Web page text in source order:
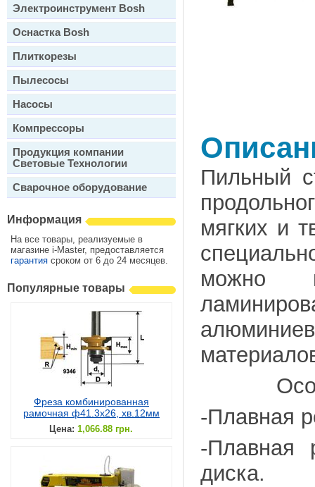
Электроинструмент Bosh
Оснастка Bosh
Плиткорезы
Пылесосы
Насосы
Компрессоры
Продукция компании
Световые Технологии
Сварочное оборудование
Информация
На все товары, реализуемые в
магазине i-Master, предоставляется
гарантия сроком от 6 до 24 месяцев.
Популярные товары
Фреза комбинированная
рамочная ф41.3х26, хв.12мм
Цена: 1,066.88 грн.
Пильный
мягких и
можно
-Плавная
-Плавная
диска.